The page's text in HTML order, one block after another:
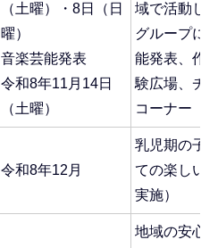
（土曜）・8日（日
曜）
音楽芸能発表
令和8年11月14日
（土曜）
域で活動し
グループに
能発表、作
験広場、チ
コーナー
令和8年12月
乳児期の子
ての楽しい
実施）
地域の安心